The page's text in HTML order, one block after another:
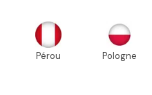
Pérou Pologne